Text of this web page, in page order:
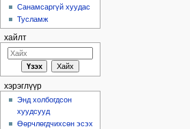
Санамсаргүй хуудас
Тусламж
хайлт
хэрэглүүр
Энд холбогдсон
хуудсууд
Өөрчлөгдчихсөн эсэх